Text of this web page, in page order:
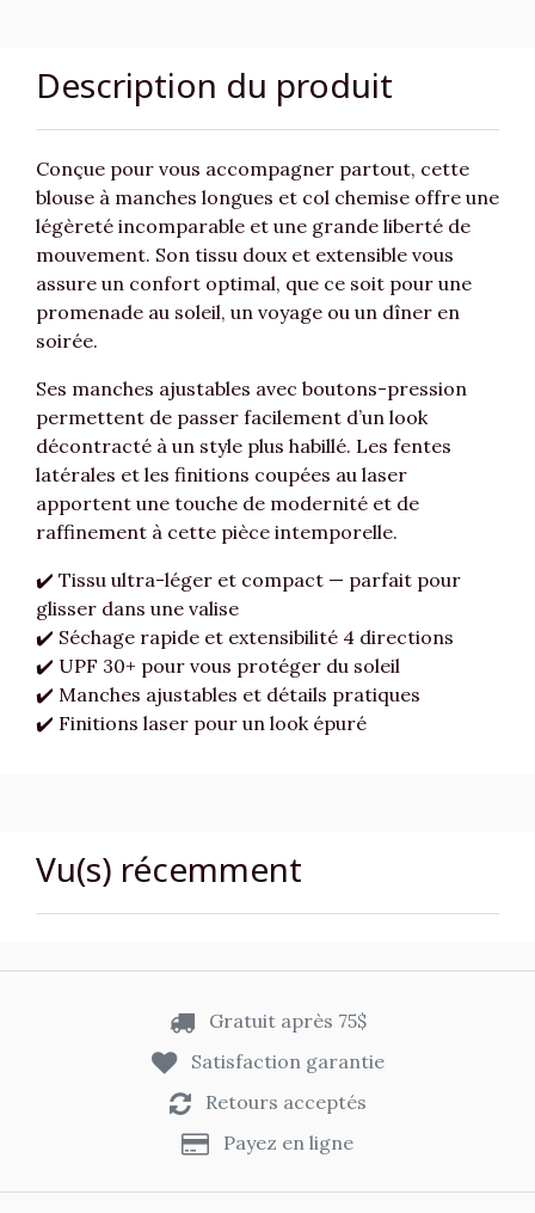
Description du produit
Conçue pour vous accompagner partout, cette
blouse à manches longues et col chemise offre une
légèreté incomparable et une grande liberté de
mouvement. Son tissu doux et extensible vous
assure un confort optimal, que ce soit pour une
promenade au soleil, un voyage ou un dîner en
soirée.
Ses manches ajustables avec boutons-pression
permettent de passer facilement d’un look
décontracté à un style plus habillé. Les fentes
latérales et les finitions coupées au laser
apportent une touche de modernité et de
raffinement à cette pièce intemporelle.
✔️ Tissu ultra-léger et compact — parfait pour
glisser dans une valise
✔️ Séchage rapide et extensibilité 4 directions
✔️ UPF 30+ pour vous protéger du soleil
✔️ Manches ajustables et détails pratiques
✔️ Finitions laser pour un look épuré
Vu(s) récemment
Gratuit après 75$
Satisfaction garantie
Retours acceptés
Payez en ligne